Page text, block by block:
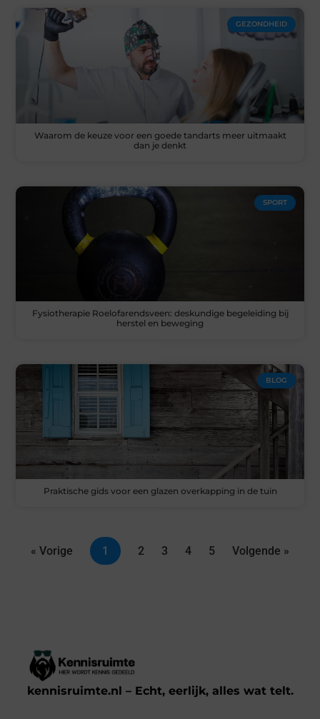
GEZONDHEID
Waarom de keuze voor een goede tandarts meer uitmaakt
dan je denkt
SPORT
Fysiotherapie Roelofarendsveen: deskundige begeleiding bij
herstel en beweging
BLOG
Praktische gids voor een glazen overkapping in de tuin
« Vorige 1 2 3 4 5 Volgende »
kennisruimte.nl – Echt, eerlijk, alles wat telt.